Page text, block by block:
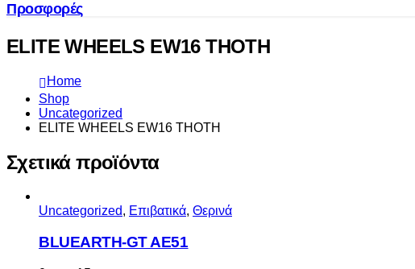
Προσφορές
ELITE WHEELS EW16 THOTH
Home
Shop
Uncategorized
ELITE WHEELS EW16 THOTH
Σχετικά προϊόντα
Uncategorized, Επιβατικά, Θερινά
BLUEARTH-GT AE51